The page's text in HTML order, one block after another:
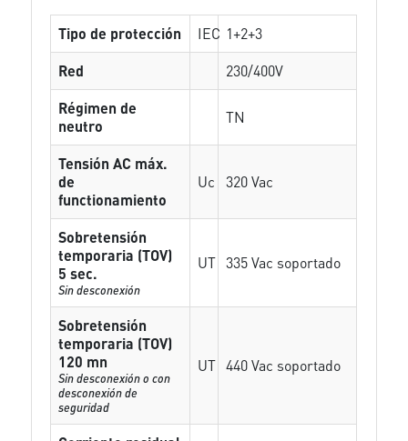
Tipo de protección IEC 1+2+3
Red
230/400V
Régimen de
neutro
TN
Tensión AC máx.
de
functionamiento
Uc 320 Vac
Sobretensión
temporaria (TOV)
5 sec.
Sin desconexión
UT 335 Vac soportado
Sobretensión
temporaria (TOV)
120 mn
Sin desconexión o con
desconexión de
seguridad
UT 440 Vac soportado